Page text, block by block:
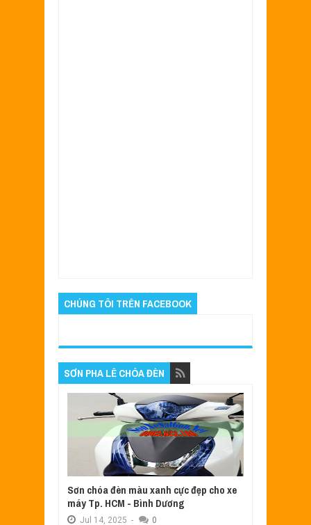
CHÚNG TÔI TRÊN FACEBOOK
SƠN PHA LÊ CHÓA ĐÈN
Sơn chóa đèn màu xanh cực đẹp cho xe
máy Tp. HCM - Bình Dương
Jul 14, 2025 - 0